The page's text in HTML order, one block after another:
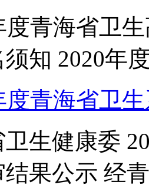
度青海省卫
知 2020年
度青海省卫
生健康委
果公示 经